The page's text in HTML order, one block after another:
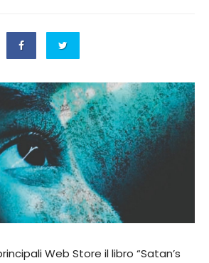
Web Store il libro “Satan’s